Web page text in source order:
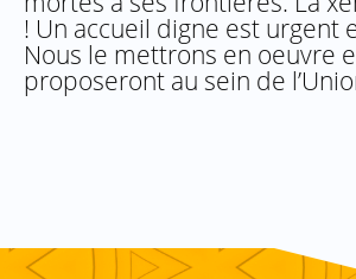
! Un accueil digne est urgent
Nous le mettrons en oeuvre
proposeront au sein de